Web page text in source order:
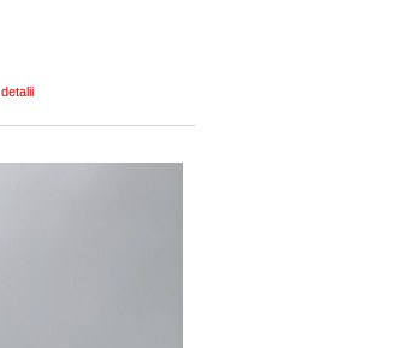
detalii